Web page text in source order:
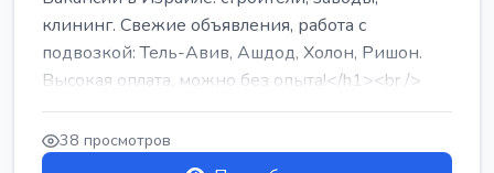
клининг. Свежие объявления, работа с
подвозкой: Тель-Авив, Ашдод, Холон, Ришон.
Высокая оплата, можно без опыта!</h1><br />
...
38 просмотров